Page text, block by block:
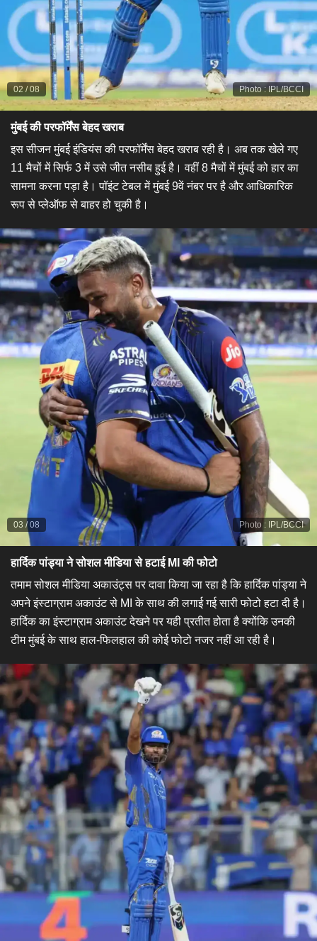
Photo: IPL/BCCI
02 /08
मुंबई की परफॉर्मेंंस बेहद खराब
इस सीजन मुंबई इंडियंस की परफॉर्मेंस बेहद खराब रही है। अब तक खेले गए
11 मैचों में सिर्फ 3 में उसे जीत नसीब हुई है। वहीं 8 मैचों में मुंबई को हार का
सामना करना पड़ा है। पॉइंट टेबल में मुंबई 9वें नंबर पर है और आधिकारिक
रूप से प्लेऑफ से बाहर हो चुकी है।
Photo : IPL/BCCI
03 /08
हार्दिक पांड्या ने सोशल मीडिया से हटाई MI की फोटो
तमाम सोशल मीडिया अकाउंट्स पर दावा किया जा रहा है कि हार्दिक पांड्या ने
अपने इंस्टाग्राम अकाउंट से MI के साथ की लगाई गई सारी फोटो हटा दी है।
हार्दिक का इंस्टाग्राम अकाउंट देखने पर यही प्रतीत होता है क्योंकि उनकी
टीम मुंबई के साथ हाल-फिलहाल की कोई फोटो नजर नहीं आ रही है।